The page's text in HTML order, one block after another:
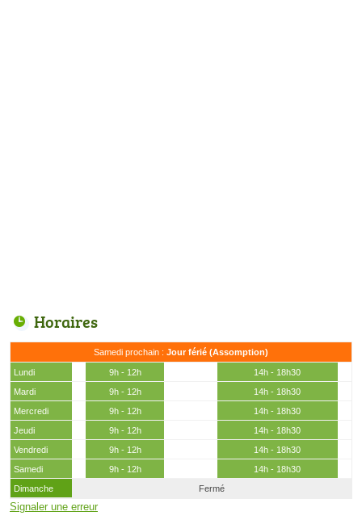
Horaires
Samedi prochain : Jour férié (Assomption)
Lundi 9h - 12h
14h - 18h30
Mardi
9h - 12h
14h - 18h30
Mercredi
9h - 12h
14h - 18h30
Jeudi
9h - 12h
14h - 18h30
Vendredi
9h - 12h
14h - 18h30
Samedi
9h - 12h
14h - 18h30
Dimanche
Fermé
Signaler une erreur